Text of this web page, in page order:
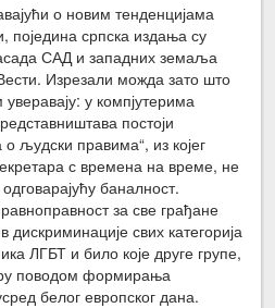
о новим тенденцијама
поједина српска издања су
САД и западних земаља
Изрезали можда зато што
у компјутерима
постоји
људски правима“, из којег
с времена на време, не
баналност.
за све грађане
свих категорија
ЛГБТ и било које друге групе,
поводом формирања
белог европског дана.